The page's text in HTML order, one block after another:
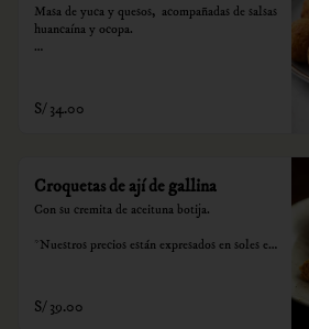
Masa de yuca y quesos,  acompañadas de salsas
huancaína y ocopa.
consumo.
S/ 34.00
Croquetas de ají de gallina
Con su cremita de aceituna botija.
*Nuestros precios están expresados en soles e
S/ 39.00